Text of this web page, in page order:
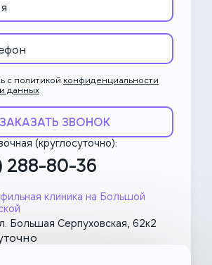
с политикой конфиденциальности
данных
ЗАКАЗАТЬ ЗВОНОК
(круглосуточно):
288-80-36
клиника на Большой
Большая Серпуховская, 62к2